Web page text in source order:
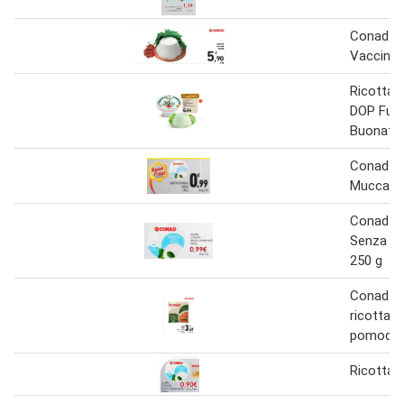
Conad
Vaccina
Ricotta
DOP
Conad
Mucca
Conad
Senza
250 g
Conad
ricotta e
Ricotta